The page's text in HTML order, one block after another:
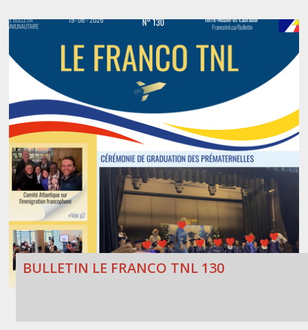
BULLETIN LE FRANCO TNL 130